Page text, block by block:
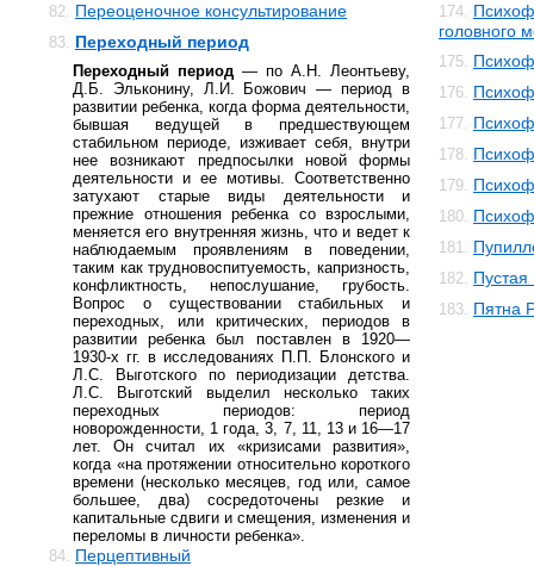
82. Переоценочное консультирование
83. Переходный период
Переходный период — по А.Н. Леонтьеву,
Д.Б. Эльконину, Л.И. Божович — период в
развитии ребенка, когда форма деятельности,
бывшая ведущей в предшествующем
стабильном периоде, изживает себя, внутри
нее возникают предпосылки новой формы
деятельности и ее мотивы. Соответственно
затухают старые виды деятельности и
прежние отношения ребенка со взрослыми,
меняется его внутренняя жизнь, что и ведет к
наблюдаемым проявлениям в поведении,
таким как трудновоспитуемость, капризность,
конфликтность, непослушание, грубость.
Вопрос о существовании стабильных и
переходных, или критических, периодов в
развитии ребенка был поставлен в 1920—
1930-х гг. в исследованиях П.П. Блонского и
Л.С. Выготского по периодизации детства.
Л.С. Выготский выделил несколько таких
переходных периодов: период
новорожденности, 1 года, 3, 7, 11, 13 и 16—17
лет. Он считал их «кризисами развития»,
когда «на протяжении относительно короткого
времени (несколько месяцев, год или, самое
большее, два) сосредоточены резкие и
капитальные сдвиги и смещения, изменения и
переломы в личности ребенка».
84. Перцептивный
174.
головного
175.
176.
177.
178.
179.
180.
181.
182. Пустая
183. Пятна